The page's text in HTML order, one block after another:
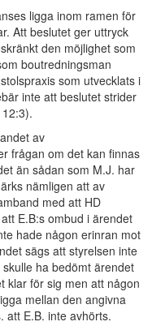
ligga inom ramen för
Att beslutet ger uttryck
den möjlighet som
boutredningsman
som utvecklats i
inte att beslutet strider
av
frågan om det kan finnas
än sådan som M.J. har
nämligen att av
med att HD
E.B:s ombud i ärendet
hade någon erinran mot
sägs att styrelsen inte
ha bedömt ärendet
klar för sig men att någon
mellan den angivna
att E.B. inte avhörts.